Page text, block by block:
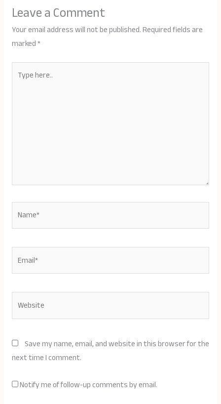
Leave a Comment
Your email address will not be published.Required fields are
marked*
here..
Save my name, email, and website in this browser for the
next time I comment.
Notify me of follow-up comments by email.